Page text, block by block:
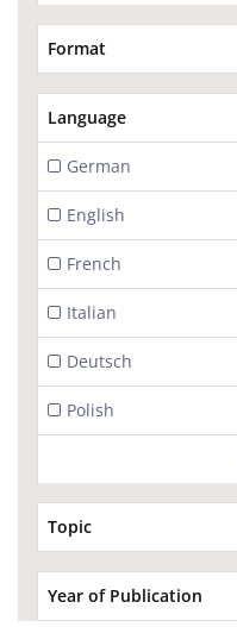
Format
Language
German
English
French
Italian
Deutsch
Polish
Topic
Year of Publication